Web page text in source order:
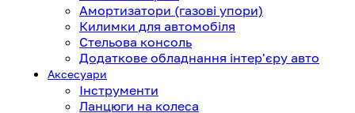
Амортизатори (газові упори)
Килимки для автомобіля
Стельова консоль
Додаткове обладнання інтер'єру авто
Аксесуари
Інструменти
Ланцюги на колеса